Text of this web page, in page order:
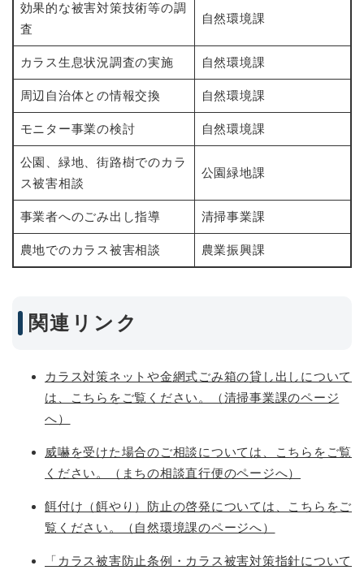
効果的な被害対策技術等の調
査
自然環境課
カラス生息状況調査の実施 自然環境課
周辺自治体との情報交換 自然環境課
モニター事業の検討 自然環境課
公園、緑地、街路樹でのカラ
ス被害相談
公園緑地課
事業者へのごみ出し指導 清掃事業課
農地でのカラス被害相談 農業振興課
関連リンク
カラス対策ネットや金網式ごみ箱の貸し出しについて
は、こちらをご覧ください。（清掃事業課のページ
へ）
威嚇を受けた場合のご相談については、こちらをご覧
ください。（まちの相談直行便のページへ）
餌付け（餌やり）防止の啓発については、こちらをご
覧ください。（自然環境課のページへ）
「カラス被害防止条例・カラス被害対策指針について